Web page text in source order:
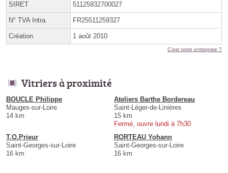
SIRET 51125932700027
N° TVA Intra. FR25511259327
Création 1 août 2010
C'est votre entreprise ?
Vitriers à proximité
BOUCLE Philippe
Mauges-sur-Loire
14 km
Ateliers Barthe Bordereau
Saint-Léger-de-Linières
15 km
Fermé, ouvre lundi à 7h30
T.O.Prieur
Saint-Georges-sur-Loire
16 km
RORTEAU Yohann
Saint-Georges-sur-Loire
16 km